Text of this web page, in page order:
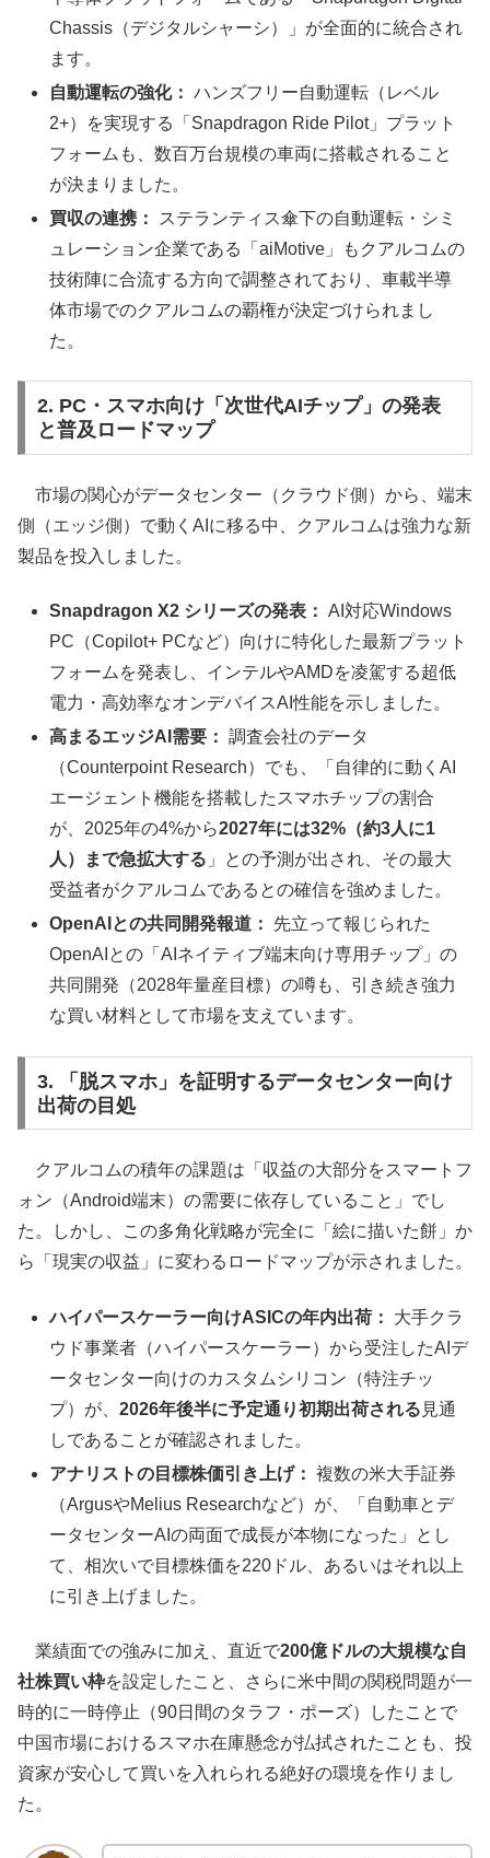
Chassis（デジタルシャーシ）」が全面的に統合され
ます。
自動運転の強化： ハンズフリー自動運転（レベル
2+）を実現する「Snapdragon Ride Pilot」プラット
フォームも、数百万台規模の車両に搭載されること
が決まりました。
買収の連携：
ステランティス傘下の自動運転・シミ
ュレーション企業である「aiMotive」もクアルコムの
技術陣に合流する方向で調整されており、車載半導
体市場でのクアルコムの覇権が決定づけられまし
た。
2. PC・スマホ向け「次世代AIチップ」の発表
と普及ロードマップ
市場の関心がデータセンター（クラウド側）から、端末
側（エッジ側）で動くAIに移る中、クアルコムは強力な新
製品を投入しました。
Snapdragon X2 シリーズの発表： AI対応Windows
PC（Copilot+ PCなど）向けに特化した最新プラット
フォームを発表し、インテルやAMDを凌駕する超低
電力・高効率なオンデバイスAI性能を示しました。
高まるエッジAI需要： 調査会社のデータ
（Counterpoint Research）でも、「自律的に動くAI
エージェント機能を搭載したスマホチップの割合
が、2025年の4%から2027年には32%（約3人に1
人）まで急拡大する 」との予測が出され、その最大
受益者がクアルコムであるとの確信を強めました。
OpenAIとの共同開発報道：
先立って報じられた
OpenAIとの「AIネイティブ端末向け専用チップ」の
共同開発（2028年量産目標）の噂も、引き続き強力
な買い材料として市場を支えています。
3. 「脱スマホ」を証明するデータセンター向け
出荷の目処
クアルコムの積年の課題は「収益の大部分をスマートフ
ォン（Android端末）の需要に依存していること」でし
た。しかし、この多角化戦略が完全に「絵に描いた餅」か
ら「現実の収益」に変わるロードマップが示されました。
ハイパースケーラー向けASICの年内出荷：
大手クラ
ウド事業者（ハイパースケーラー）から受注したAIデ
ータセンター向けのカスタムシリコン（特注チッ
プ）が、2026年後半に予定通り初期出荷される 見通
しであることが確認されました。
アナリストの目標株価引き上げ： 複数の米大手証券
（ArgusやMelius Researchなど）が、「自動車とデ
ータセンターAIの両面で成長が本物になった」とし
て、相次いで目標株価を220ドル、あるいはそれ以上
に引き上げました。
業績面での強みに加え、直近で200億ドルの大規模な自
社株買い枠を設定したこと、さらに米中間の関税問題が一
時的に一時停止（90日間のタラフ・ポーズ）したことで
中国市場におけるスマホ在庫懸念が払拭されたことも、投
資家が安心して買いを入れられる絶好の環境を作りまし
た。